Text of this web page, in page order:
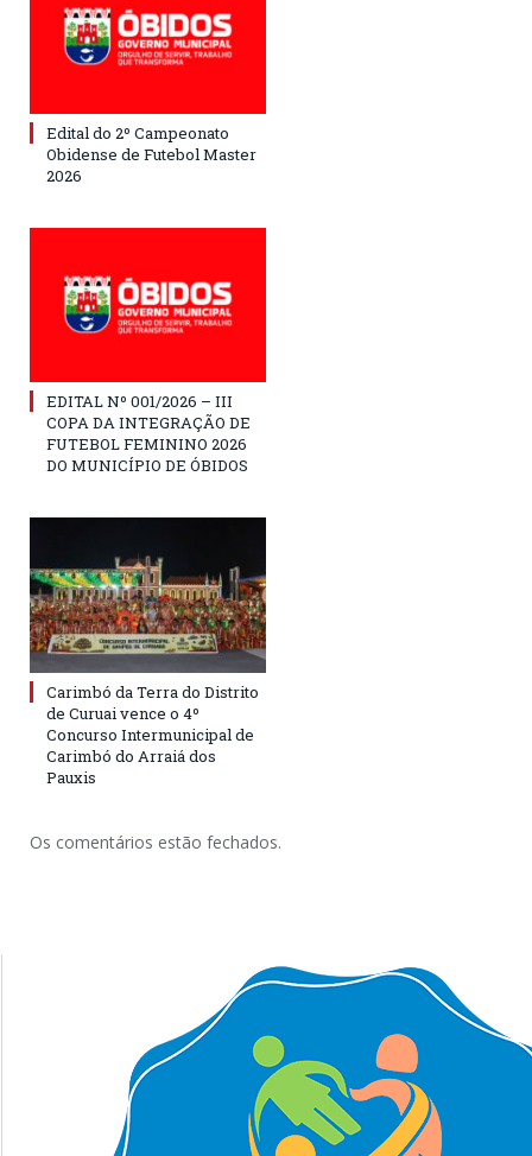
Edital do 2º Campeonato
Obidense de Futebol Master
2026
EDITAL Nº 001/2026 – III
COPA DA INTEGRAÇÃO DE
FUTEBOL FEMININO 2026
DO MUNICÍPIO DE ÓBIDOS
Carimbó da Terra do Distrito
de Curuai vence o 4º
Concurso Intermunicipal de
Carimbó do Arraiá dos
Pauxis
Os comentários estão fechados.